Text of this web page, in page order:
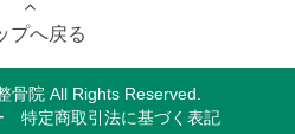
プへ戻る
骨院 All Rights Reserved.
特定商取引法に基づく表記